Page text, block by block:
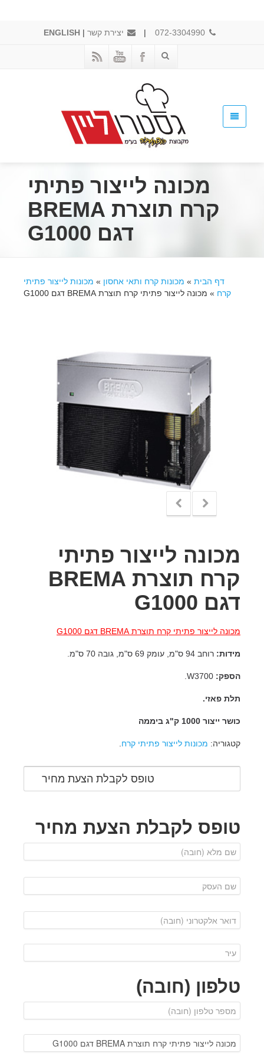
072-3304990
| יצירת קשר |
ENGLISH
מכונה לייצור פתיתי
קרח תוצרת BREMA
דגם G1000
דף הבית » מכונות קרח ותאי אחסון » מכונות לייצור פתיתי
קרח » מכונה לייצור פתיתי קרח תוצרת BREMA דגם G1000
מכונה לייצור פתיתי
קרח תוצרת BREMA
דגם G1000
מכונה לייצור פתיתי קרח תוצרת BREMA דגם G1000
מידות: רוחב 94 ס"מ, עומק 69 ס"מ, גובה 70 ס"מ.
הספק:
תלת פאזי.
כושר ייצור 1000 ק"ג ביממה
קטגוריה: מכונות לייצור פתיתי קרח
טופס לקבלת הצעת מחיר
טופס לקבלת הצעת מחיר
טלפון (חובה)